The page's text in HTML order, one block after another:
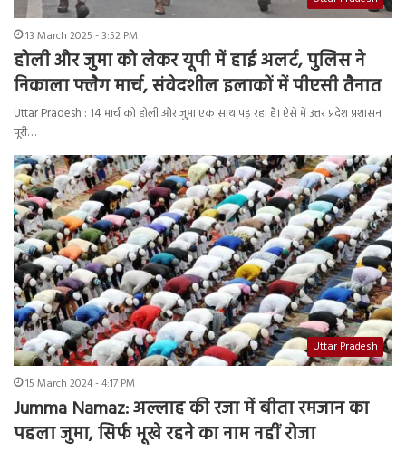
13 March 2025 - 3:52 PM
होली और जुमा को लेकर यूपी में हाई अलर्ट, पुलिस ने
निकाला फ्लैग मार्च, संवेदशील इलाकों में पीएसी तैनात
Uttar Pradesh : 14 मार्च को होली और जुमा एक साथ पड़ रहा है। ऐसे में उत्तर प्रदेश प्रशासन
पूरी…
Uttar Pradesh
15 March 2024 - 4:17 PM
Jumma Namaz: अल्लाह की रजा में बीता रमजान का
पहला जुमा, सिर्फ भूखे रहने का नाम नहीं रोजा